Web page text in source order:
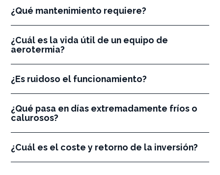
¿Qué mantenimiento requiere?
¿Cuál es la vida útil de un equipo de
aerotermia?
¿Es ruidoso el funcionamiento?
¿Qué pasa en días extremadamente fríos o
calurosos?
¿Cuál es el coste y retorno de la inversión?